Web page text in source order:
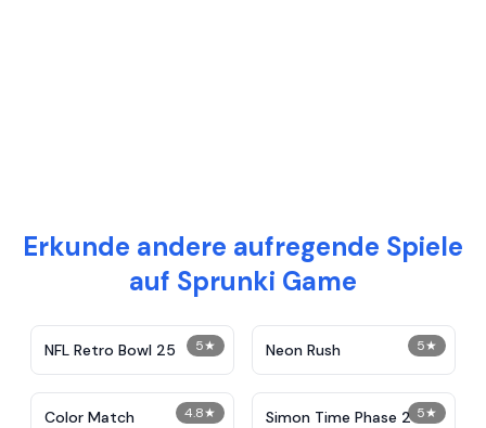
Erkunde andere aufregende Spiele
auf Sprunki Game
5★
NFL Retro Bowl 25 5★
Neon Rush
4.8★
Color Match 5★
Simon Time Phase 2